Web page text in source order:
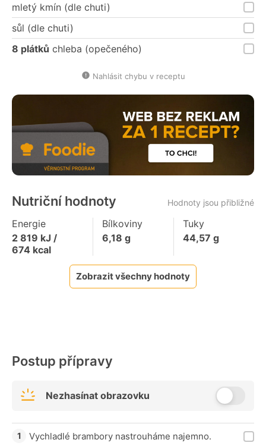
mletý kmín (dle chuti)
sůl (dle chuti)
8 plátků chleba (opečeného)
Nahlásit chybu v receptu
Nutriční hodnoty Hodnoty jsou přibližné
Energie
2 819 kJ /
674 kcal
Bílkoviny
6,18 g
Tuky
44,57 g
Zobrazit všechny hodnoty
Postup přípravy
Nezhasínat obrazovku
Vychladlé brambory nastrouháme najemno.